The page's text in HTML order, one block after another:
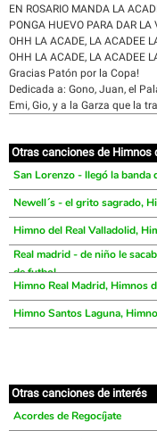
EN ROSARIO MANDA LA
PONGA HUEVO PARA DAR LA
OHH LA ACADE, LA ACADEE
OHH LA ACADE, LA ACADEE
Gracias Patón por la Copa!
Dedicada a: Gono, Juan, el
Emi, Gio, y a la Garza que la
Otras canciones de Himnos
San Lorenzo - llegó la banda
Newell´s - el grito sagrado,
Himno del Real Valladolid,
Real madrid - de niño le
de futbol
Himno Real Madrid, Himnos
Himno Santos Laguna,
Otras canciones de interés
Acordes de Regocíjate